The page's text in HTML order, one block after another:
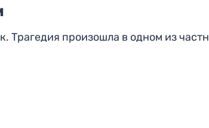
Трагедия произошла в одном из